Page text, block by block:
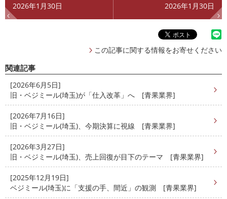
2026年1月30日
2026年1月30日
この記事に関する情報をお寄せください
関連記事
[2026年6月5日]
旧・ベジミール(埼玉)が「仕入改革」へ [青果業界]
[2026年7月16日]
旧・ベジミール(埼玉)、今期決算に視線 [青果業界]
[2026年3月27日]
旧・ベジミール(埼玉)、売上回復が目下のテーマ [青果業界]
[2025年12月19日]
ベジミール(埼玉)に「支援の手、間近」の観測 [青果業界]